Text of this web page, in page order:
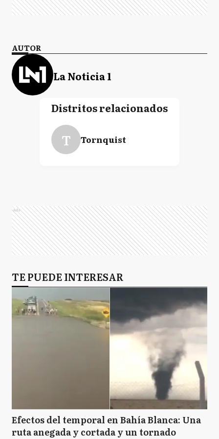
AUTOR
La Noticia 1
Distritos relacionados
T Tornquist
Ads
TE PUEDE INTERESAR
Efectos del temporal en Bahía Blanca: Una
ruta anegada y cortada y un tornado